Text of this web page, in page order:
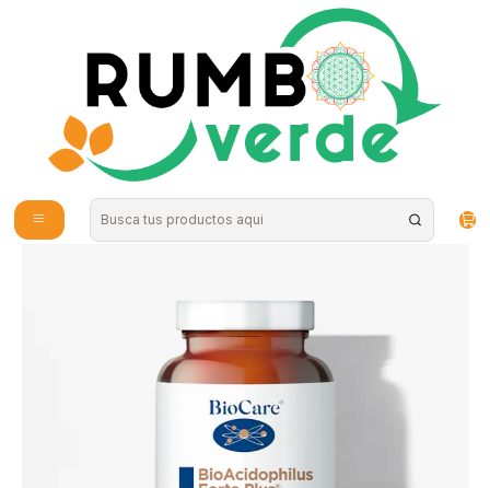
Envío gratis por compras sobre los 59.990 en la provincia de Santiago
Probióticos y Digestión
BioCare - BioAcidophilus Forte Plus 75 billones 30 cápsulas